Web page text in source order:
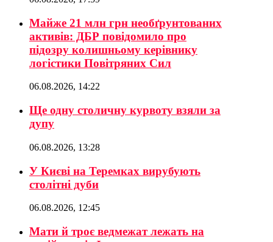
Майже 21 млн грн необґрунтованих
активів: ДБР повідомило про
підозру колишньому керівнику
логістики Повітряних Сил
06.08.2026, 14:22
Ще одну столичну курвоту взяли за
дупу
06.08.2026, 13:28
У Києві на Теремках вирубують
столітні дуби
06.08.2026, 12:45
Мати й троє ведмежат лежать на